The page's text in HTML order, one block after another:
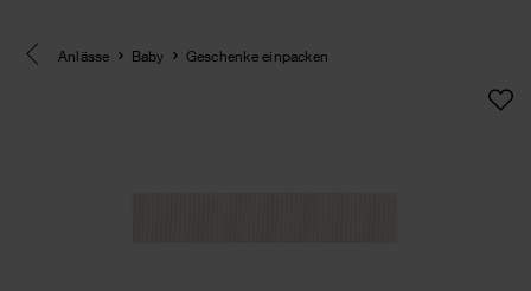
Eine Kategorie zurück navigieren
Anlässe Baby Geschenke einpacken